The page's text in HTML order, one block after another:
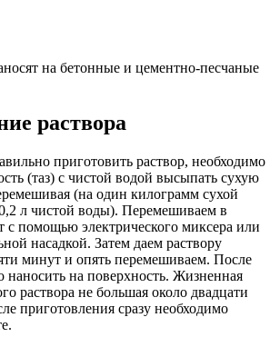
на бетонные и цементно-песчаные
раствора
приготовить раствор, необходимо
(таз) с чистой водой высыпать сухую
(на один килограмм сухой
л чистой воды). Перемешиваем в
с помощью электрического миксера или
насадкой. Затем даем раствору
минут и опять перемешиваем. После
наносить на поверхность. Жизненная
раствора не большая около двадцати
приготовления сразу необходимо